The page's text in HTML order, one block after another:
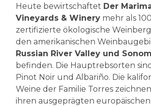
Heute bewirtschaftet Der
Vineyards & Winery mehr als
zertifizierte ökologische
den amerikanischen
Russian River Valley und
befinden. Die Hauptrebsorten
Pinot Noir und Albariño. Die
Weine der Familie Torres
ihren ausgeprägten europäischen